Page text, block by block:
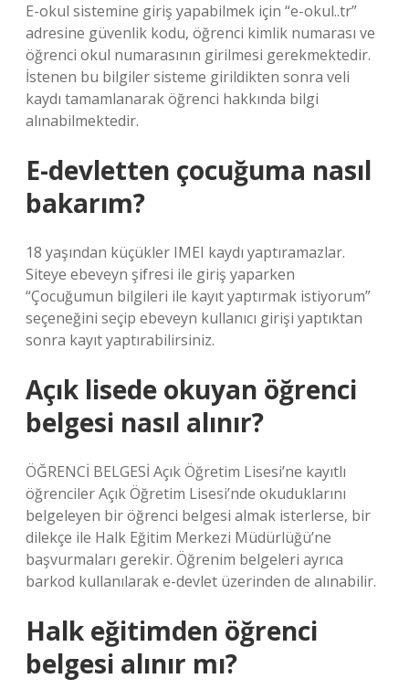
E-okul sistemine giriş yapabilmek için “e-okul..tr”
adresine güvenlik kodu, öğrenci kimlik numarası ve
öğrenci okul numarasının girilmesi gerekmektedir.
İstenen bu bilgiler sisteme girildikten sonra veli
kaydı tamamlanarak öğrenci hakkında bilgi
alınabilmektedir.
E-devletten çocuğuma nasıl
bakarım?
18 yaşından küçükler IMEI kaydı yaptıramazlar.
Siteye ebeveyn şifresi ile giriş yaparken
“Çocuğumun bilgileri ile kayıt yaptırmak istiyorum”
seçeneğini seçip ebeveyn kullanıcı girişi yaptıktan
sonra kayıt yaptırabilirsiniz.
Açık lisede okuyan öğrenci
belgesi nasıl alınır?
ÖĞRENCİ BELGESİ Açık Öğretim Lisesi’ne kayıtlı
öğrenciler Açık Öğretim Lisesi’nde okuduklarını
belgeleyen bir öğrenci belgesi almak isterlerse, bir
dilekçe ile Halk Eğitim Merkezi Müdürlüğü’ne
başvurmaları gerekir. Öğrenim belgeleri ayrıca
barkod kullanılarak e-devlet üzerinden de alınabilir.
Halk eğitimden öğrenci
belgesi alınır mı?